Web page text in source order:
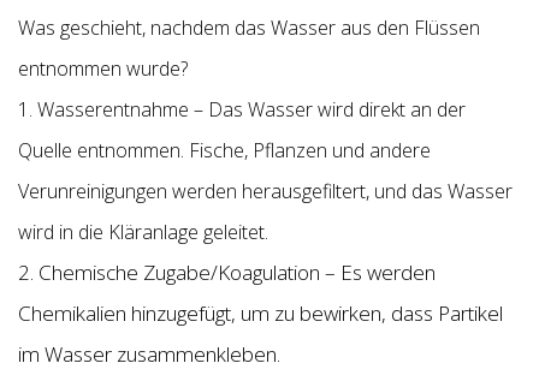
Was geschieht, nachdem das Wasser aus den Flüssen
entnommen wurde?
1. Wasserentnahme – Das Wasser wird direkt an der
Quelle entnommen. Fische, Pflanzen und andere
Verunreinigungen werden herausgefiltert, und das Wasser
wird in die Kläranlage geleitet.
2. Chemische Zugabe/Koagulation – Es werden
Chemikalien hinzugefügt, um zu bewirken, dass Partikel
im Wasser zusammenkleben.